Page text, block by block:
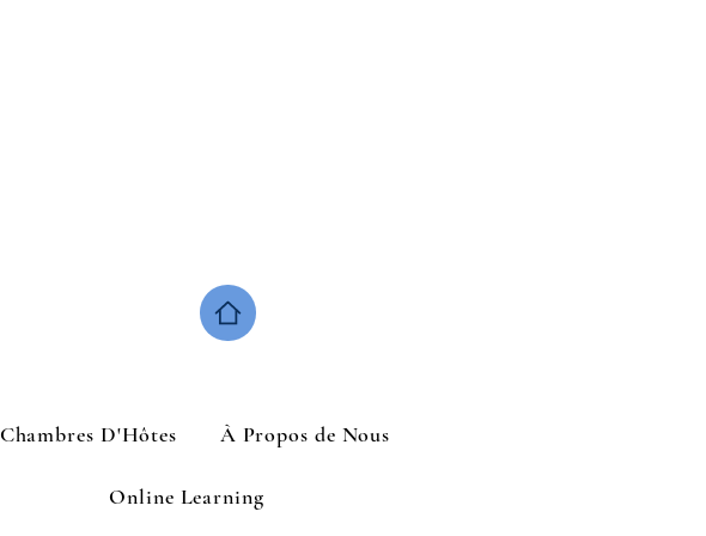
Chambres D'Hôtes À Propos de Nous
Online Learning